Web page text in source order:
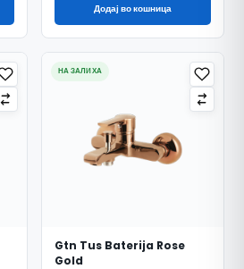
Додај во кошница
НА ЗАЛИХА
Gtn Tus Baterija Rose
Gold